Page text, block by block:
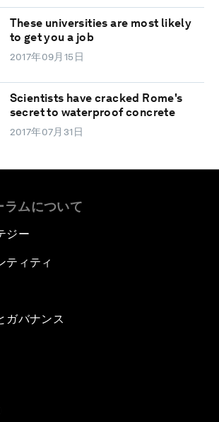
These universities are most likely
to get you a job
2017年09月15日
Scientists have cracked Rome's
secret to waterproof concrete
2017年07月31日
ラムについて
ジー
ティティ
ガバナンス